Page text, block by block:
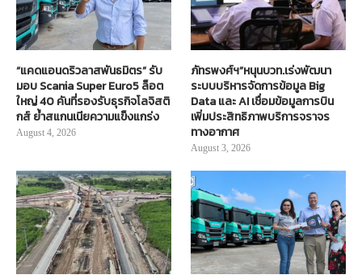
“แคดแอนดริวลาสพันธมิตร” รับ
มอบ Scania Super Euro5 ล็อต
ใหญ่ 40 คันที่รองรับธุรกิจโลจิสติ
กส์ ย้ำสแกนเนียความแข็งแกร่ง
August 4, 2026
ภัทรพงศ์ฯ”หนุนบวท.เร่งพัฒนา
ระบบบริหารจัดการข้อมูล Big
Data และ AI เชื่อมข้อมูลการบิน
เพิ่มประสิทธิภาพบริการจราจร
ทางอากาศ
August 3, 2026